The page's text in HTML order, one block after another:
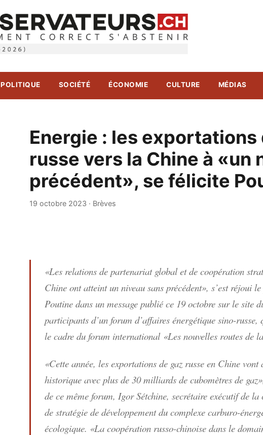
POLITIQUE SOCIÉTÉ ÉCONOMIE CULTURE MÉDIAS
Energie : les exportations
russe vers la Chine à «un
précédent», se félicite
19 octobre 2023 · Brèves
«Les relations de partenariat global et de coopération
Chine ont atteint un niveau sans précédent», s’est réjoui
Poutine dans un message publié ce 19 octobre sur le site
participants d’un forum d’affaires énergétique sino-russe,
le cadre du forum international «Les nouvelles routes de
«Cette année, les exportations de gaz russe en Chine
historique avec plus de 30 milliards de cubomètres de
de ce même forum, Igor Sétchine, secrétaire exécutif de
de stratégie de développement du complexe carburo-
écologique. «La coopération russo-chinoise dans le